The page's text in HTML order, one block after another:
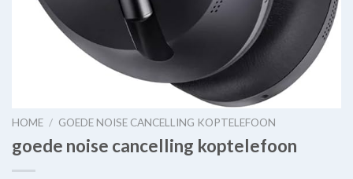
HOME / GOEDE NOISE CANCELLING KOPTELEFOON
goede noise cancelling koptelefoon